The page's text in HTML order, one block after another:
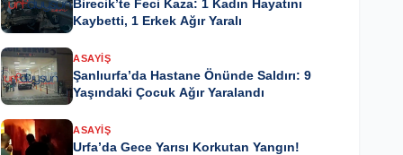
Birecik’te Feci Kaza: 1 Kadın Hayatını
Kaybetti, 1 Erkek Ağır Yaralı
ASAYIŞ
Şanlıurfa’da Hastane Önünde Saldırı: 9
Yaşındaki Çocuk Ağır Yaralandı
ASAYIŞ
Urfa’da Gece Yarısı Korkutan Yangın!